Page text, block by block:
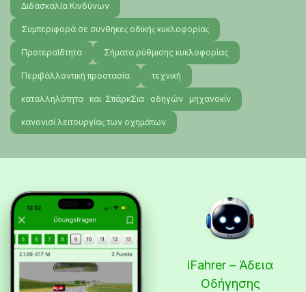
Διδασκαλία Κινδύνων
Συμπεριφορά σε συνθήκεϛ οδικήϛ κυκλοφορίαϛ
ΠροτεραΙδτητα Σήματα ρύθμισης κυκλοφορίας
Περιβάλλοντική προστασία τεχνική
καταλληλότητα και ΣπάρκΣια οδηγών μηχανοκίν
κανονισί λειτουργίαϛ των οχημάτων
iFahrer – Άδεια
Οδήγησης